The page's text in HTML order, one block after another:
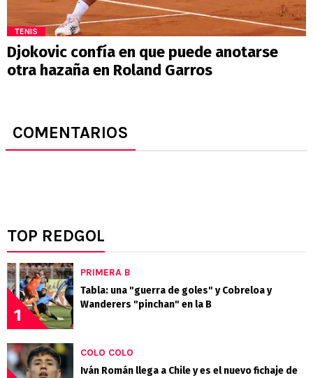
TENIS
Djokovic confía en que puede anotarse
otra hazaña en Roland Garros
COMENTARIOS
TOP REDGOL
1
PRIMERA B
Tabla: una "guerra de goles" y Cobreloa y
Wanderers "pinchan" en la B
COLO COLO
Iván Román llega a Chile y es el nuevo fichaje de